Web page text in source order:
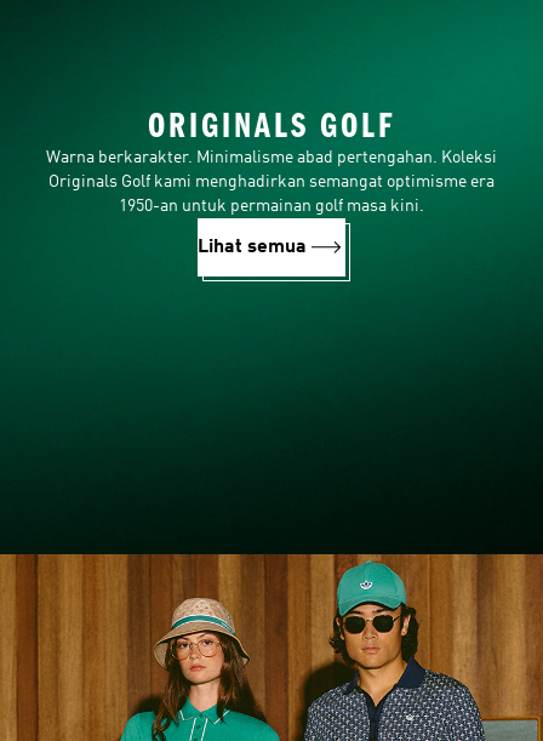
ORIGINALS GOLF
Warna berkarakter. Minimalisme abad pertengahan. Koleksi
Originals Golf kami menghadirkan semangat optimisme era
1950-an untuk permainan golf masa kini.
Lihat semua